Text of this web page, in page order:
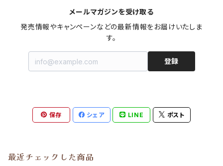
メールマガジンを受け取る
発売情報やキャンペーンなどの最新情報をお届けいたしま
す。
登録
保存 シェア LINE ポスト
最近チェックした商品